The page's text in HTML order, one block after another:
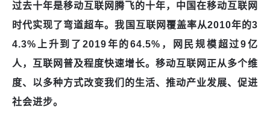
过去十年是移动互联网腾飞的十年，中国在移动互联网
时代实现了弯道超车。我国互联网覆盖率从2010年的3
4.3%上升到了2019年的64.5%，网民规模超过9亿
人，互联网普及程度快速增长。移动互联网正从多个维
度、以多种方式改变我们的生活、推动产业发展、促进
社会进步。